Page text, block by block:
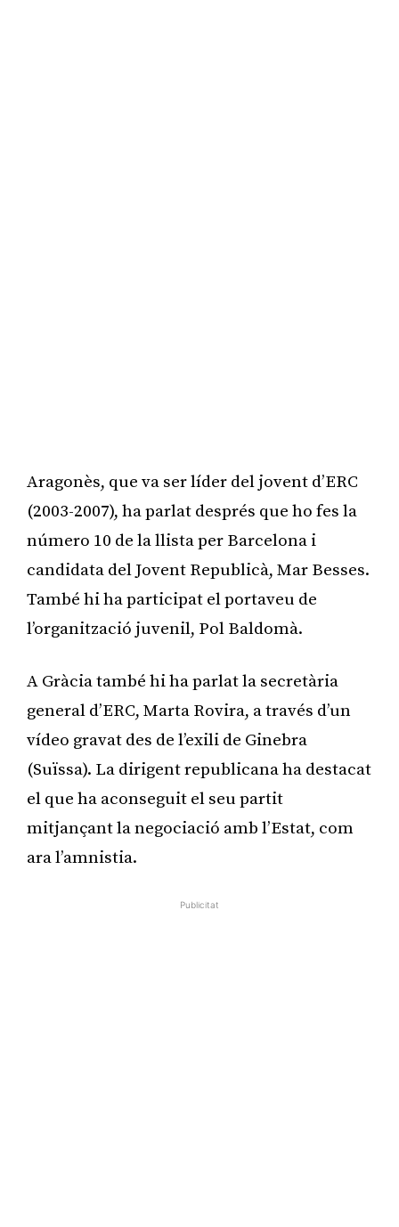
Aragonès, que va ser líder del jovent d’ERC
(2003-2007), ha parlat després que ho fes la
número 10 de la llista per Barcelona i
candidata del Jovent Republicà, Mar Besses.
També hi ha participat el portaveu de
l’organització juvenil, Pol Baldomà.
A Gràcia també hi ha parlat la secretària
general d’ERC, Marta Rovira, a través d’un
vídeo gravat des de l’exili de Ginebra
(Suïssa). La dirigent republicana ha destacat
el que ha aconseguit el seu partit
mitjançant la negociació amb l’Estat, com
ara l’amnistia.
Publicitat